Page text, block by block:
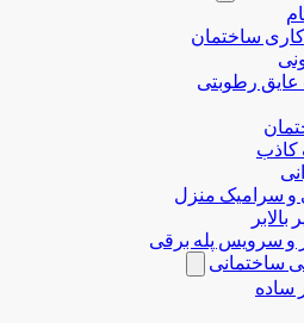
ساختمان
رطوبتی
سرامیک منزل
و سرویس پله برقی
ساختمانی
ساده